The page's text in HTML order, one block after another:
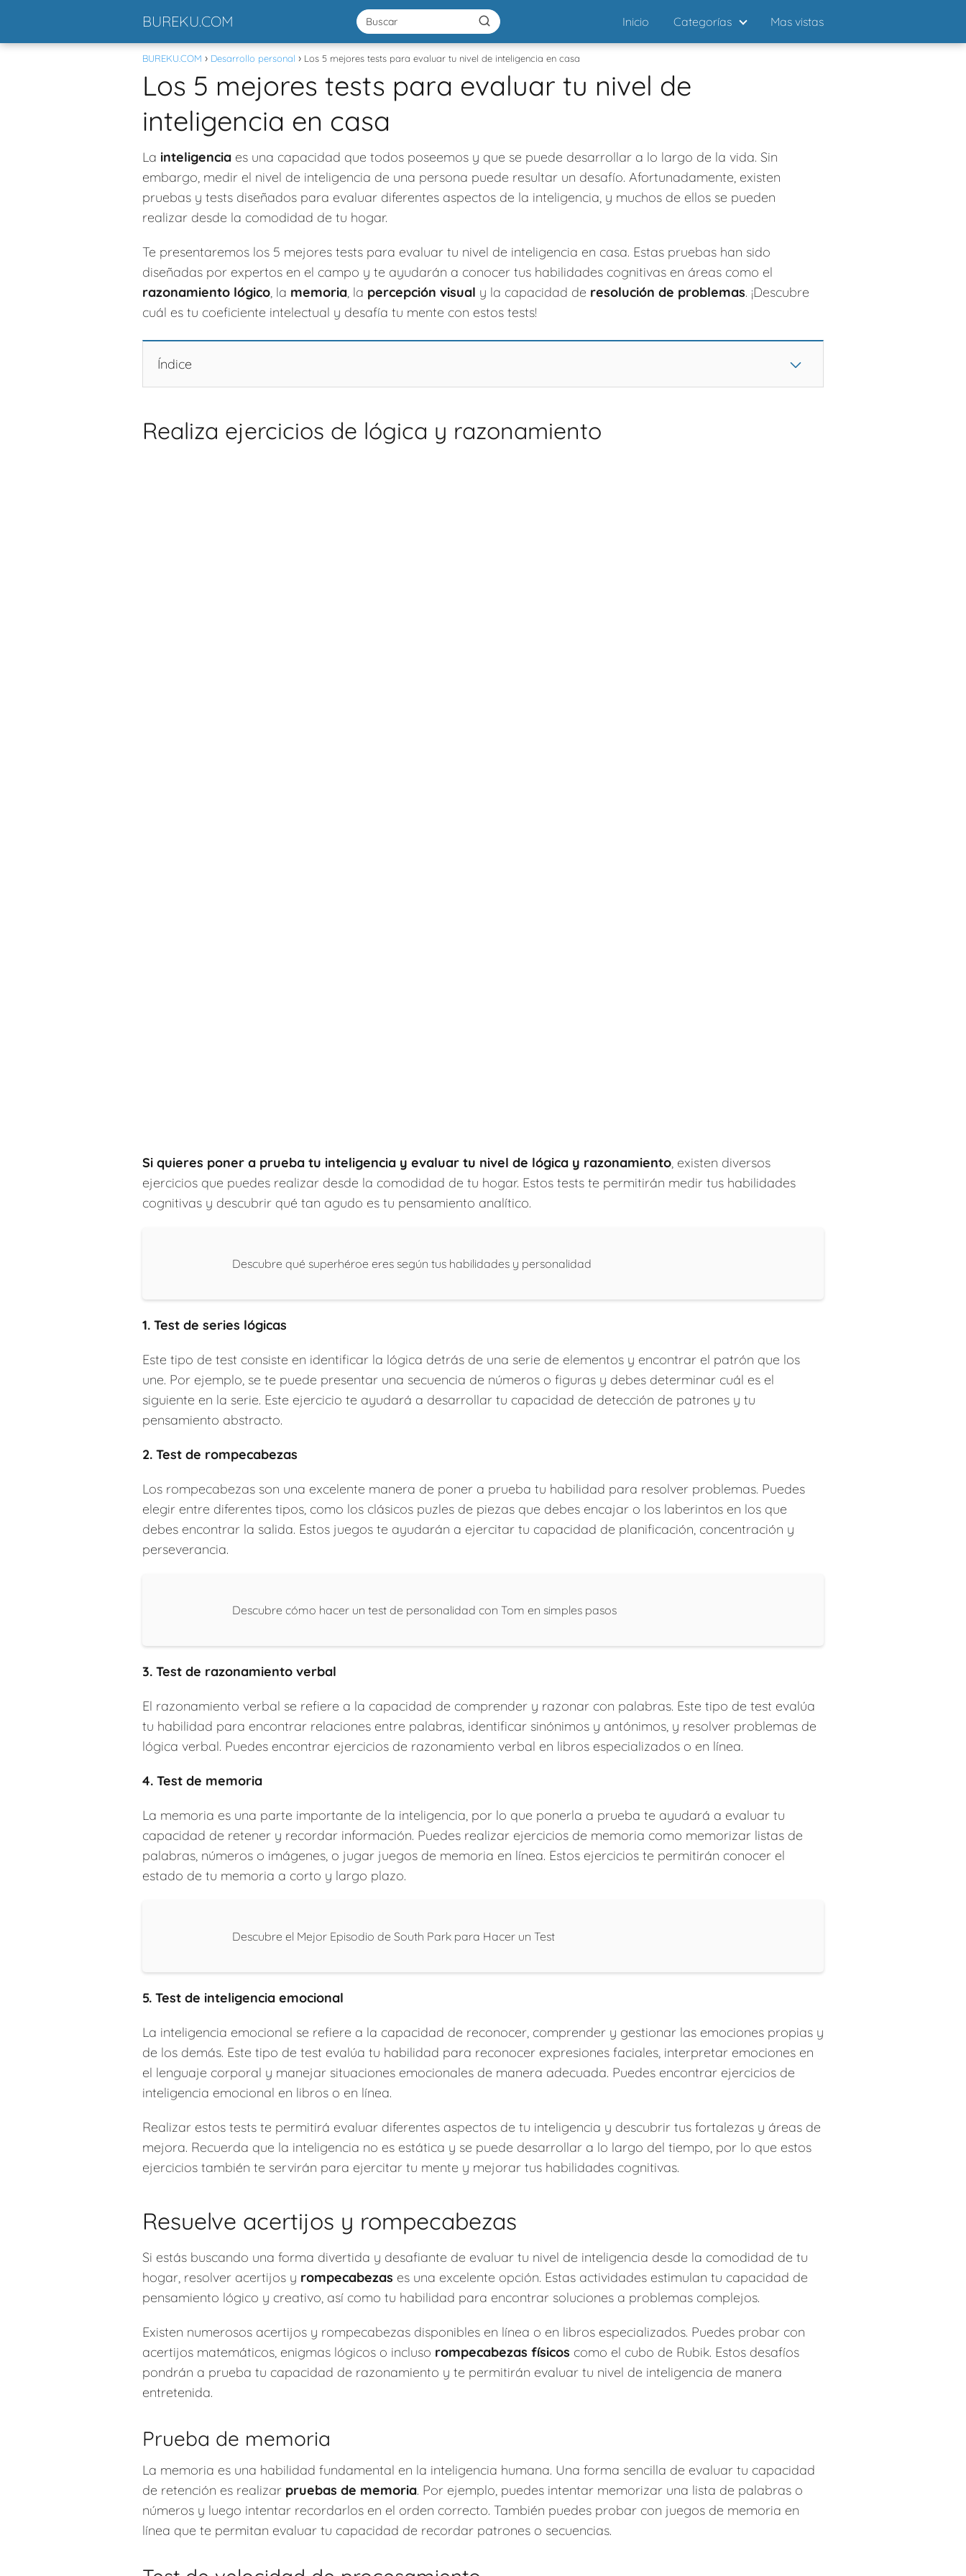
BUREKU.COM Inicio Categorías Mas vistas
BUREKU.COM Desarrollo personal Los 5 mejores tests para evaluar tu nivel de inteligencia en casa
Los 5 mejores tests para evaluar tu nivel de
inteligencia en casa
La inteligencia es una capacidad que todos poseemos y que se puede desarrollar a lo largo de la vida. Sin
embargo, medir el nivel de inteligencia de una persona puede resultar un desafío. Afortunadamente, existen
pruebas y tests diseñados para evaluar diferentes aspectos de la inteligencia, y muchos de ellos se pueden
realizar desde la comodidad de tu hogar.
Te presentaremos los 5 mejores tests para evaluar tu nivel de inteligencia en casa. Estas pruebas han sido
diseñadas por expertos en el campo y te ayudarán a conocer tus habilidades cognitivas en áreas como el
razonamiento lógico, la memoria, la percepción visual y la capacidad de resolución de problemas. ¡Descubre
cuál es tu coeficiente intelectual y desafía tu mente con estos tests!
Índice
Realiza ejercicios de lógica y razonamiento
Si quieres poner a prueba tu inteligencia y evaluar tu nivel de lógica y razonamiento, existen diversos
ejercicios que puedes realizar desde la comodidad de tu hogar. Estos tests te permitirán medir tus habilidades
cognitivas y descubrir qué tan agudo es tu pensamiento analítico.
Descubre qué superhéroe eres según tus habilidades y personalidad
1. Test de series lógicas
Este tipo de test consiste en identificar la lógica detrás de una serie de elementos y encontrar el patrón que los
une. Por ejemplo, se te puede presentar una secuencia de números o figuras y debes determinar cuál es el
siguiente en la serie. Este ejercicio te ayudará a desarrollar tu capacidad de detección de patrones y tu
pensamiento abstracto.
2. Test de rompecabezas
Los rompecabezas son una excelente manera de poner a prueba tu habilidad para resolver problemas. Puedes
elegir entre diferentes tipos, como los clásicos puzles de piezas que debes encajar o los laberintos en los que
debes encontrar la salida. Estos juegos te ayudarán a ejercitar tu capacidad de planificación, concentración y
perseverancia.
Descubre cómo hacer un test de personalidad con Tom en simples pasos
3. Test de razonamiento verbal
El razonamiento verbal se refiere a la capacidad de comprender y razonar con palabras. Este tipo de test evalúa
tu habilidad para encontrar relaciones entre palabras, identificar sinónimos y antónimos, y resolver problemas de
lógica verbal. Puedes encontrar ejercicios de razonamiento verbal en libros especializados o en línea.
4. Test de memoria
La memoria es una parte importante de la inteligencia, por lo que ponerla a prueba te ayudará a evaluar tu
capacidad de retener y recordar información. Puedes realizar ejercicios de memoria como memorizar listas de
palabras, números o imágenes, o jugar juegos de memoria en línea. Estos ejercicios te permitirán conocer el
estado de tu memoria a corto y largo plazo.
Descubre el Mejor Episodio de South Park para Hacer un Test
5. Test de inteligencia emocional
La inteligencia emocional se refiere a la capacidad de reconocer, comprender y gestionar las emociones propias y
de los demás. Este tipo de test evalúa tu habilidad para reconocer expresiones faciales, interpretar emociones en
el lenguaje corporal y manejar situaciones emocionales de manera adecuada. Puedes encontrar ejercicios de
inteligencia emocional en libros o en línea.
Realizar estos tests te permitirá evaluar diferentes aspectos de tu inteligencia y descubrir tus fortalezas y áreas de
mejora. Recuerda que la inteligencia no es estática y se puede desarrollar a lo largo del tiempo, por lo que estos
ejercicios también te servirán para ejercitar tu mente y mejorar tus habilidades cognitivas.
Resuelve acertijos y rompecabezas
Si estás buscando una forma divertida y desafiante de evaluar tu nivel de inteligencia desde la comodidad de tu
hogar, resolver acertijos y rompecabezas es una excelente opción. Estas actividades estimulan tu capacidad de
pensamiento lógico y creativo, así como tu habilidad para encontrar soluciones a problemas complejos.
Existen numerosos acertijos y rompecabezas disponibles en línea o en libros especializados. Puedes probar con
acertijos matemáticos, enigmas lógicos o incluso rompecabezas físicos como el cubo de Rubik. Estos desafíos
pondrán a prueba tu capacidad de razonamiento y te permitirán evaluar tu nivel de inteligencia de manera
entretenida.
Prueba de memoria
La memoria es una habilidad fundamental en la inteligencia humana. Una forma sencilla de evaluar tu capacidad
de retención es realizar pruebas de memoria. Por ejemplo, puedes intentar memorizar una lista de palabras o
números y luego intentar recordarlos en el orden correcto. También puedes probar con juegos de memoria en
línea que te permitan evaluar tu capacidad de recordar patrones o secuencias.